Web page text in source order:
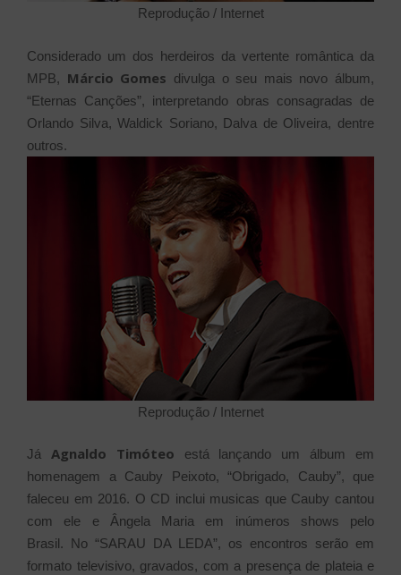
Reprodução / Internet
Considerado um dos herdeiros da vertente romântica da
MPB, Márcio Gomes divulga o seu mais novo álbum,
“Eternas Canções”, interpretando obras consagradas de
Orlando Silva, Waldick Soriano, Dalva de Oliveira, dentre
outros.
Reprodução / Internet
Já Agnaldo Timóteo está lançando um álbum em
homenagem a Cauby Peixoto, “Obrigado, Cauby”, que
faleceu em 2016. O CD inclui musicas que Cauby cantou
com ele e Ângela Maria em inúmeros shows pelo
Brasil. No “SARAU DA LEDA”, os encontros serão em
formato televisivo, gravados, com a presença de plateia e